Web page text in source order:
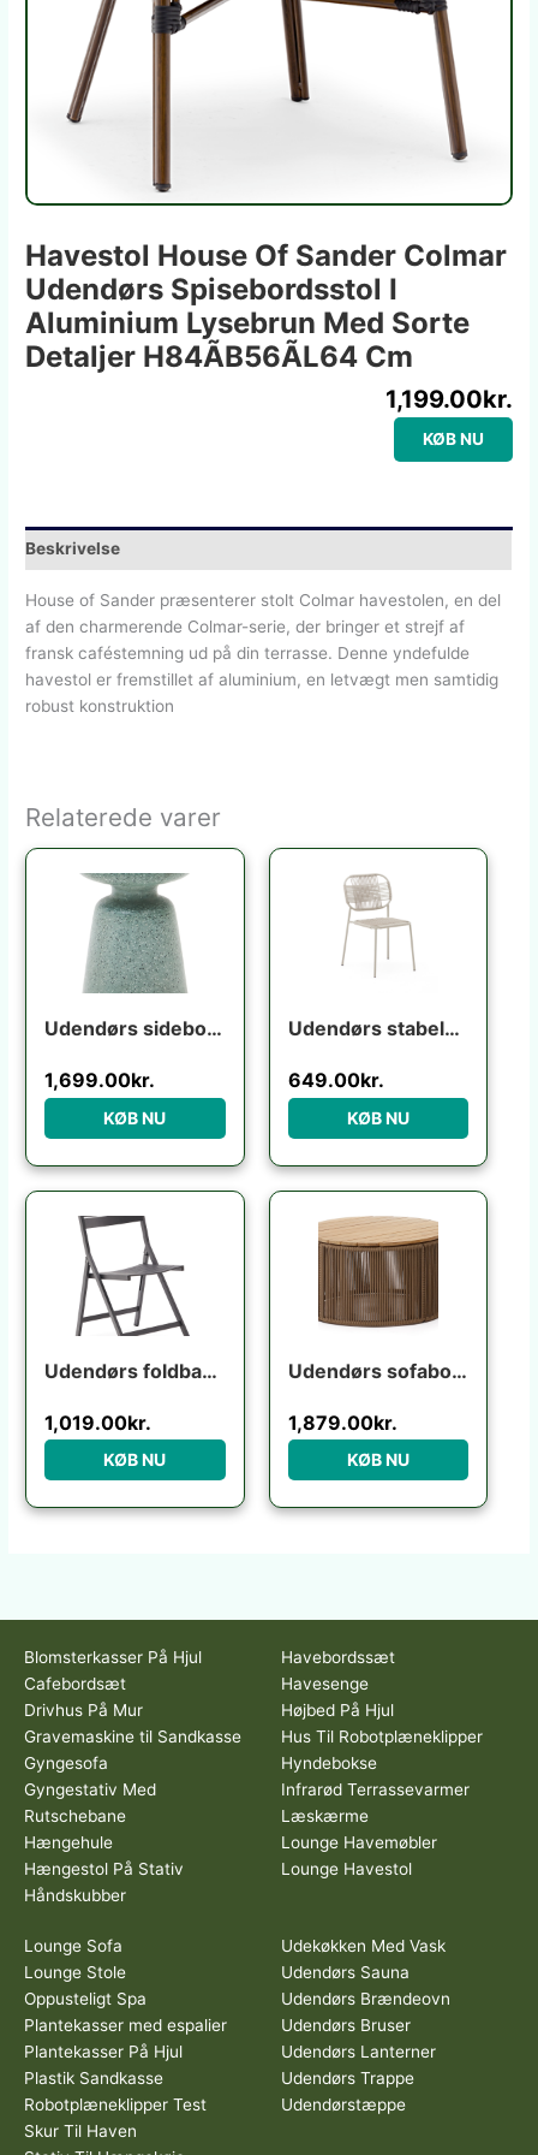
Havestol House Of Sander Colmar
Udendørs Spisebordsstol I
Aluminium Lysebrun Med Sorte
Detaljer H84ÃB56ÃL64 Cm
1,199.00kr.
KØB NU
Beskrivelse
House of Sander præsenterer stolt Colmar havestolen, en del
af den charmerende Colmar-serie, der bringer et strejf af
fransk caféstemning ud på din terrasse. Denne yndefulde
havestol er fremstillet af aluminium, en letvægt men samtidig
robust konstruktion
Relaterede varer
Udendørs sidebord Kave Home Mesquida turkis terrazzo H52xØ39 cm vejrbestandigt nordisk design
1,699.00kr.
KØB NU
Udendørs stabelbar fletstol Kave Home Talaier ecru syntetisk rattan & galvaniseret stål H84 x B51 x D58 cm
649.00kr.
KØB NU
Udendørs foldbar klapstol Kave Home Torreta grafit aluminium med fodstøtte UV-modstandsdygtig
1,019.00kr.
KØB NU
Udendørs sofabord Kave Home Dandara Ø70 x H40 cm stål/akaciatræ rustik
1,879.00kr.
KØB NU
Blomsterkasser På Hjul
Cafebordsæt
Drivhus På Mur
Gravemaskine til Sandkasse
Gyngesofa
Gyngestativ Med
Rutschebane
Hængehule
Hængestol På Stativ
Håndskubber
Havebordssæt
Havesenge
Højbed På Hjul
Hus Til Robotplæneklipper
Hyndebokse
Infrarød Terrassevarmer
Læskærme
Lounge Havemøbler
Lounge Havestol
Lounge Sofa
Lounge Stole
Oppusteligt Spa
Plantekasser med espalier
Plantekasser På Hjul
Plastik Sandkasse
Robotplæneklipper Test
Skur Til Haven
Udekøkken Med Vask
Udendørs Sauna
Udendørs Brændeovn
Udendørs Bruser
Udendørs Lanterner
Udendørs Trappe
Udendørstæppe